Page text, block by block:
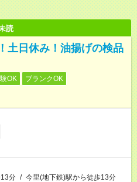
読
土日休み！油揚げの検品
OK
ブランクOK
分 / 今里(地下鉄)駅から徒歩13分